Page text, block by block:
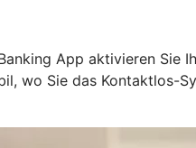
App aktivieren
wo Sie das Kontaktlos-